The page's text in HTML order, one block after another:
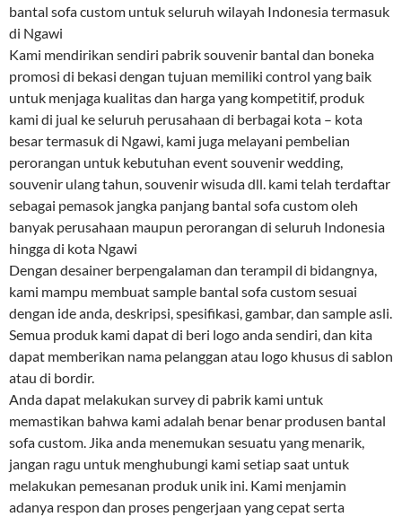
bantal sofa custom untuk seluruh wilayah Indonesia termasuk
di Ngawi
Kami mendirikan sendiri pabrik souvenir bantal dan boneka
promosi di bekasi dengan tujuan memiliki control yang baik
untuk menjaga kualitas dan harga yang kompetitif, produk
kami di jual ke seluruh perusahaan di berbagai kota – kota
besar termasuk di Ngawi, kami juga melayani pembelian
perorangan untuk kebutuhan event souvenir wedding,
souvenir ulang tahun, souvenir wisuda dll. kami telah terdaftar
sebagai pemasok jangka panjang bantal sofa custom oleh
banyak perusahaan maupun perorangan di seluruh Indonesia
hingga di kota Ngawi
Dengan desainer berpengalaman dan terampil di bidangnya,
kami mampu membuat sample bantal sofa custom sesuai
dengan ide anda, deskripsi, spesifikasi, gambar, dan sample asli.
Semua produk kami dapat di beri logo anda sendiri, dan kita
dapat memberikan nama pelanggan atau logo khusus di sablon
atau di bordir.
Anda dapat melakukan survey di pabrik kami untuk
memastikan bahwa kami adalah benar benar produsen bantal
sofa custom. Jika anda menemukan sesuatu yang menarik,
jangan ragu untuk menghubungi kami setiap saat untuk
melakukan pemesanan produk unik ini. Kami menjamin
adanya respon dan proses pengerjaan yang cepat serta